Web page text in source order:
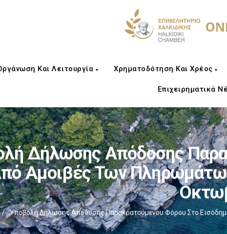
Και Λειτουργία Χρηματοδότηση Και Χρέος
Επιχειρηματικά
Δήλωσης Απόδοσης
Αμοιβές Των
/ Υποβολή Δήλωσης Απόδοσης Παρακρατούμενου Φόρου Στο